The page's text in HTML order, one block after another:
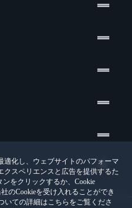
適化し、ウェブサイトのパフォーマ
クスペリエンスと広告を提供するた
をクリックするか、Cookie
のCookieを受け入れることができ
いての詳細はこちらをご覧くださ